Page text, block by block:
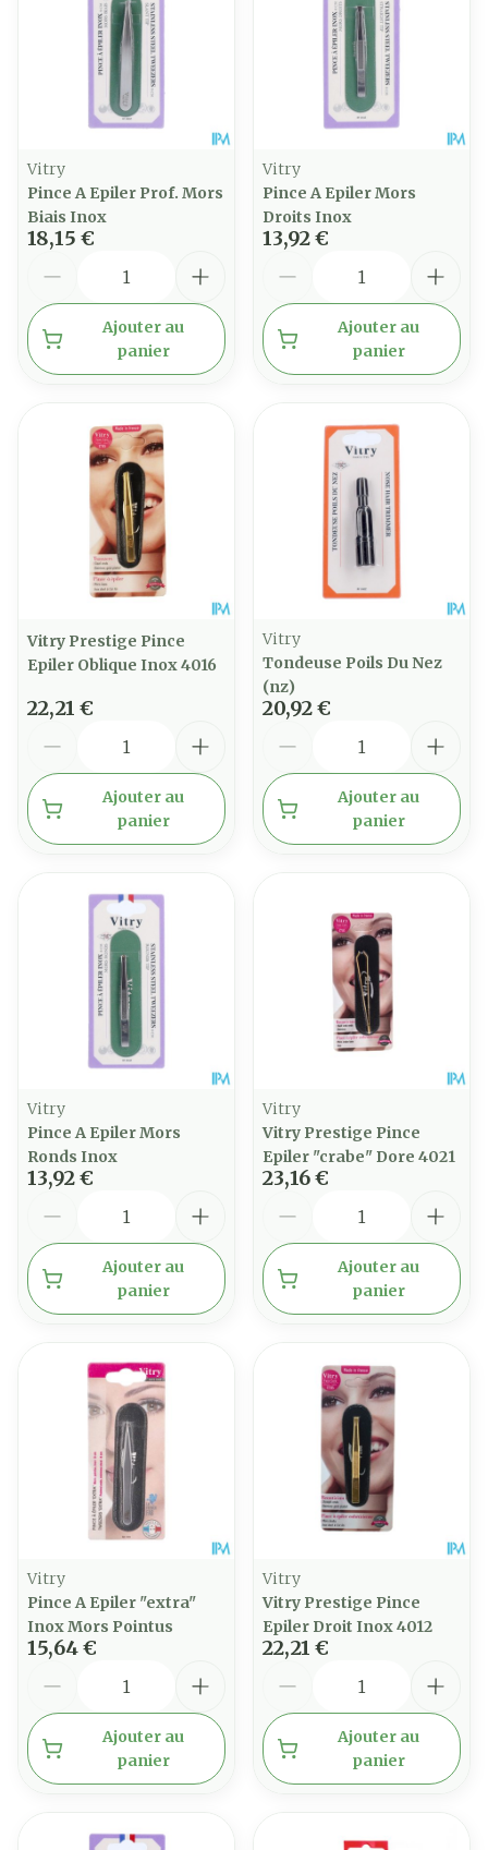
Vitry
Pince A Epiler Prof. Mors
Biais Inox
18,15 €
Ajouter au
panier
Vitry
Pince A Epiler Mors
Droits Inox
13,92 €
Ajouter au
panier
Vitry Prestige Pince
Epiler Oblique Inox 4016
22,21 €
Ajouter au
panier
Vitry
Tondeuse Poils Du Nez
(nz)
20,92 €
Ajouter au
panier
Vitry
Pince A Epiler Mors
Ronds Inox
13,92 €
Ajouter au
panier
Vitry
Vitry Prestige Pince
Epiler "crabe" Dore 4021
23,16 €
Ajouter au
panier
Vitry
Pince A Epiler "extra"
Inox Mors Pointus
15,64 €
Ajouter au
panier
Vitry
Vitry Prestige Pince
Epiler Droit Inox 4012
22,21 €
Ajouter au
panier